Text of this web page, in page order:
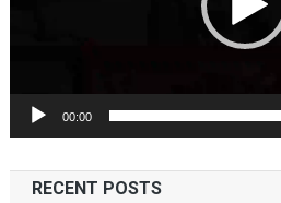
00:00
RECENT POSTS